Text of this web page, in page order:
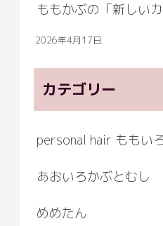
ももかぶの「新しいカ
2026年4月17日
カテゴリー
personal hair ももい
あおいろかぶとむし
めめたん